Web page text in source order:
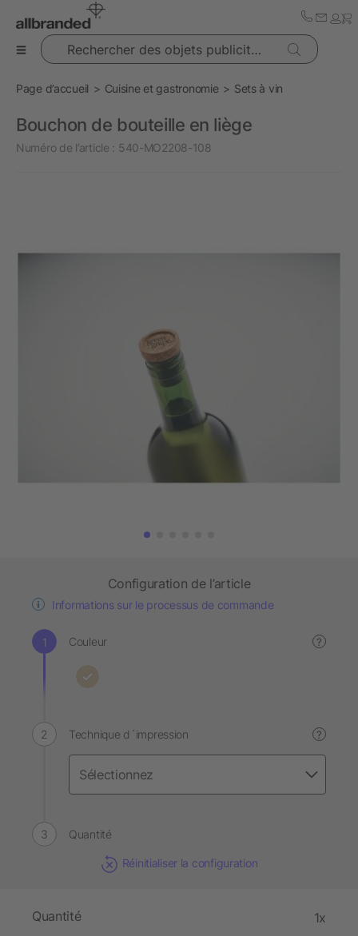
Rechercher des objets publicitaires
Page d’accueil Cuisine et gastronomie Sets à vin
Bouchon de bouteille en liège
Numéro de l’article : 540-MO2208-108
Configuration de l’article
Informations sur le processus de commande
Couleur ?
Technique d´impression ?
Quantité
Réinitialiser la configuration
Quantité 1x